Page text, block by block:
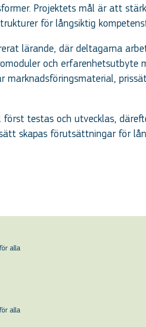
Projektets mål är att
för långsiktig
lärande, där deltagarna
och
testas och utvecklas,
skapas förutsättningar för
alla
alla